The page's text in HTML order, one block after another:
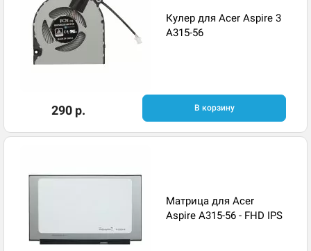
Кулер для Acer Aspire 3
A315-56
290 р. В корзину
Матрица для Acer
Aspire A315-56 - FHD IPS